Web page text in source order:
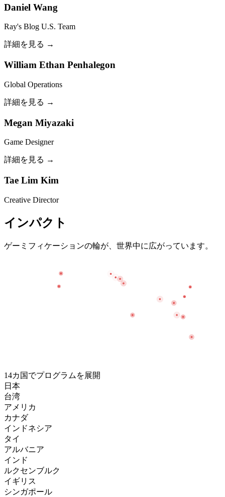
Daniel Wang
Ray's Blog U.S. Team
詳細を見る →
William Ethan Penhalegon
Global Operations
詳細を見る →
Megan Miyazaki
Game Designer
詳細を見る →
Tae Lim Kim
Creative Director
インパクト
ゲーミフィケーションの輪が、世界中に広がっています。
14カ国でプログラムを展開
日本
台湾
アメリカ
カナダ
インドネシア
タイ
アルバニア
インド
ルクセンブルク
イギリス
シンガポール